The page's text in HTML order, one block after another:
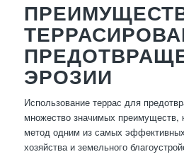
ЭРОЗИИ
Использование террас для
множество значимых преимуществ,
метод одним из самых
хозяйства и земельного